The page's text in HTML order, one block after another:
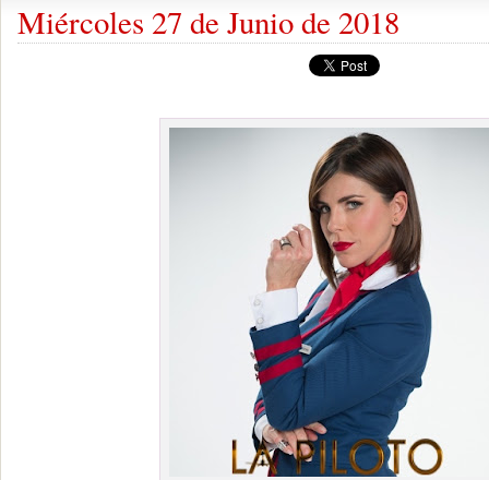
Miércoles 27 de Junio de 2018